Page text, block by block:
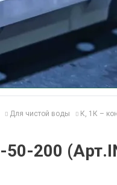
Для чистой воды
К, 1К –
200